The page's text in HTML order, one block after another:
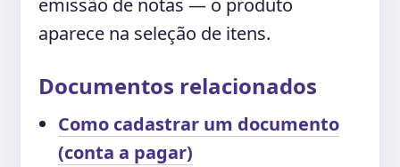
emissão de notas — o produto
aparece na seleção de itens.
Documentos relacionados
Como cadastrar um documento
(conta a pagar)